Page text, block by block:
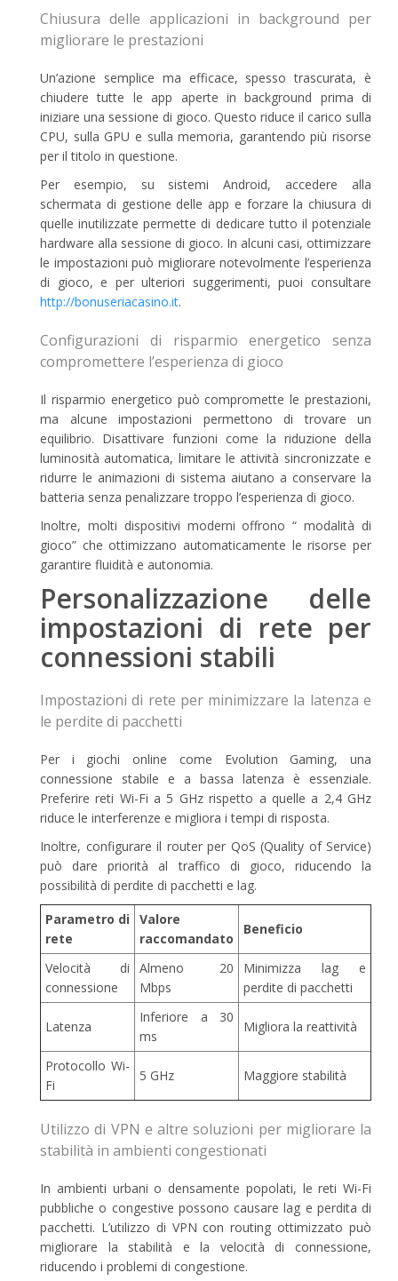
Chiusura delle applicazioni in background per
migliorare le prestazioni
Un’azione semplice ma efficace, spesso trascurata, è
chiudere tutte le app aperte in background prima di
iniziare una sessione di gioco. Questo riduce il carico sulla
CPU, sulla GPU e sulla memoria, garantendo più risorse
per il titolo in questione.
Per esempio, su sistemi Android, accedere alla
schermata di gestione delle app e forzare la chiusura di
quelle inutilizzate permette di dedicare tutto il potenziale
hardware alla sessione di gioco. In alcuni casi, ottimizzare
le impostazioni può migliorare notevolmente l’esperienza
di gioco, e per ulteriori suggerimenti, puoi consultare
http://bonuseriacasino.it.
Configurazioni di risparmio energetico senza
compromettere l’esperienza di gioco
Il risparmio energetico può compromette le prestazioni,
ma alcune impostazioni permettono di trovare un
equilibrio. Disattivare funzioni come la riduzione della
luminosità automatica, limitare le attività sincronizzate e
ridurre le animazioni di sistema aiutano a conservare la
batteria senza penalizzare troppo l’esperienza di gioco.
Inoltre, molti dispositivi moderni offrono “ modalità di
gioco” che ottimizzano automaticamente le risorse per
garantire fluidità e autonomia.
Personalizzazione delle
impostazioni di rete per
connessioni stabili
Impostazioni di rete per minimizzare la latenza e
le perdite di pacchetti
Per i giochi online come Evolution Gaming, una
connessione stabile e a bassa latenza è essenziale.
Preferire reti Wi-Fi a 5 GHz rispetto a quelle a 2,4 GHz
riduce le interferenze e migliora i tempi di risposta.
Inoltre, configurare il router per QoS (Quality of Service)
può dare priorità al traffico di gioco, riducendo la
possibilità di perdite di pacchetti e lag.
Parametro di
rete
Valore
raccomandato
Beneficio
Velocità di
connessione
Almeno 20
Mbps
Minimizza lag e
perdite di pacchetti
Latenza
Inferiore a 30
ms
Migliora la reattività
Protocollo Wi-
Fi
5 GHz Maggiore stabilità
Utilizzo di VPN e altre soluzioni per migliorare la
stabilità in ambienti congestionati
In ambienti urbani o densamente popolati, le reti Wi-Fi
pubbliche o congestive possono causare lag e perdita di
pacchetti. L’utilizzo di VPN con routing ottimizzato può
migliorare la stabilità e la velocità di connessione,
riducendo i problemi di congestione.